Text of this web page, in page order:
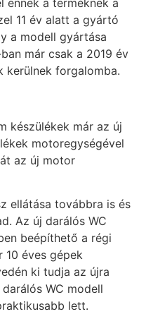
ennek a terméknek a
11 év alatt a gyártó
a modell gyártása
már csak a 2019 év
kerülnek forgalomba.
készülékek már az új
motoregységével
az új motor
ellátása továbbra is és
Az új darálós WC
beépíthető a régi
10 éves gépek
ki tudja az újra
WC modell
lett.